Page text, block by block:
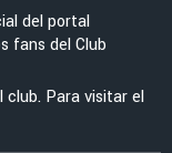
del portal
fans del Club
club. Para visitar el